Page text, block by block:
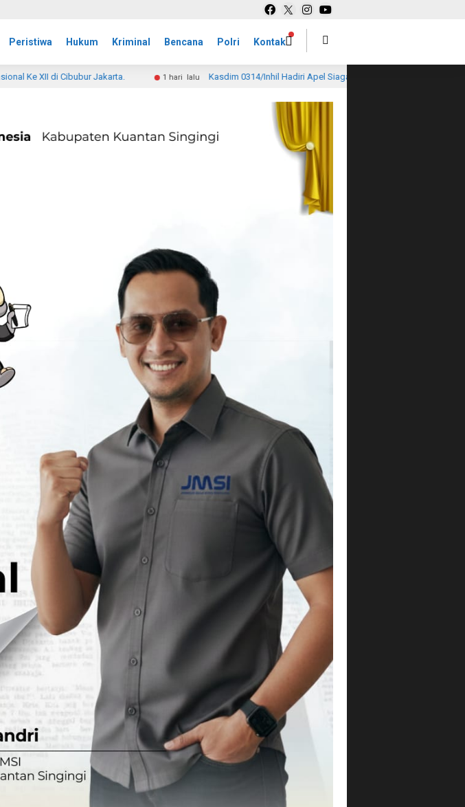
Peristiwa Hukum Kriminal Bencana Polri Kontak
1 hari lalu Kasdim 0314/Inhil Hadiri Apel Siaga Karhutla, Tegaskan Komitmen TNI Perkuat Pencegahan di